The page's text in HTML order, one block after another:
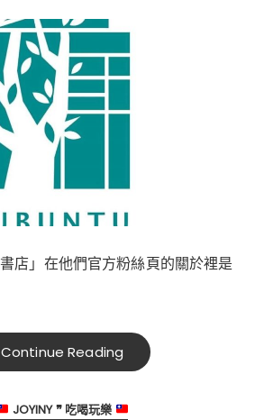
Continue Reading
JOYINY ❞ 吃喝玩樂